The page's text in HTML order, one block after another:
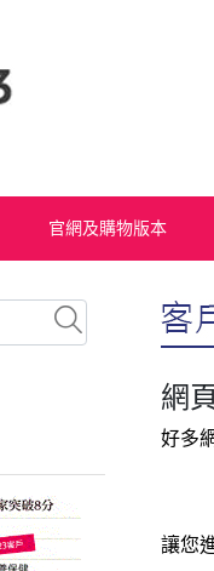
官網及購物版本
網
好多
讓您